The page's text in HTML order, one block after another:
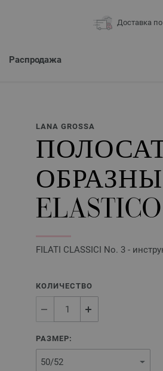
Доставка
Распродажа
LANA GROSSA
ELASTICO
FILATI CLASSICI No. 3 -
КОЛИЧЕСТВО
РАЗМЕР: